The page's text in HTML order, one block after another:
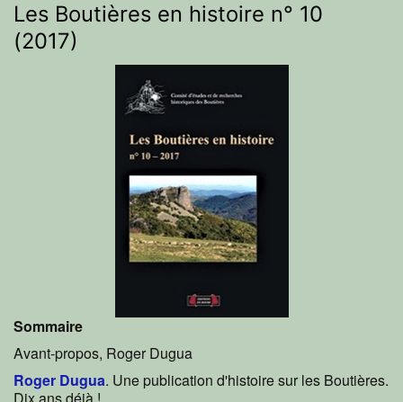
Les Boutières en histoire n° 10
(2017)
Sommaire
Avant-propos, Roger Dugua
Roger Dugua. Une publication d'histoire sur les Boutières.